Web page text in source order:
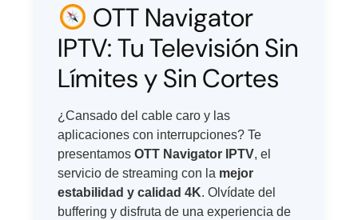
OTT Navigator
IPTV: Tu Televisión Sin
Límites y Sin Cortes
¿Cansado del cable caro y las
aplicaciones con interrupciones? Te
presentamosOTT Navigator IPTV, el
servicio de streaming con la mejor
estabilidad y calidad 4K. Olvídate del
buffering y disfruta de una experiencia de